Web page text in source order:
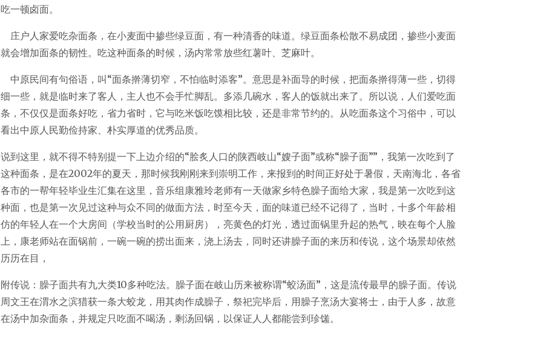
吃一顿卤面。
庄户人家爱吃杂面条，在小麦面中掺些绿豆面，有一种清香的味道。绿豆面条松散不易成团，掺些小麦面
就会增加面条的韧性。吃这种面条的时候，汤内常常放些红薯叶、芝麻叶。
中原民间有句俗语，叫“面条擀薄切窄，不怕临时添客”。意思是补面导的时候，把面条擀得薄一些，切得
细一些，就是临时来了客人，主人也不会手忙脚乱。多添几碗水，客人的饭就出来了。所以说，人们爱吃面
条，不仅仅是面条好吃，省力省时，它与吃米饭吃馍相比较，还是非常节约的。从吃面条这个习俗中，可以
看出中原人民勤俭持家、朴实厚道的优秀品质。
说到这里，就不得不特别提一下上边介绍的“脍炙人口的陕西岐山“嫂子面”或称“臊子面””，我第一次吃到了
这种面条，是在2002年的夏天，那时候我刚刚来到崇明工作，来报到的时间正好处于暑假，天南海北，各省
各市的一帮年轻毕业生汇集在这里，音乐组康雅玲老师有一天做家乡特色臊子面给大家，我是第一次吃到这
种面，也是第一次见过这种与众不同的做面方法，时至今天，面的味道已经不记得了，当时，十多个年龄相
仿的年轻人在一个大房间（学校当时的公用厨房），亮黄色的灯光，透过面锅里升起的热气，映在每个人脸
上，康老师站在面锅前，一碗一碗的捞出面来，浇上汤去，同时还讲臊子面的来历和传说，这个场景却依然
历历在目，
附传说：臊子面共有九大类10多种吃法。臊子面在岐山历来被称谓“蛟汤面”，这是流传最早的臊子面。传说
周文王在渭水之滨猎获一条大蛟龙，用其肉作成臊子，祭祀完毕后，用臊子烹汤大宴将士，由于人多，故意
在汤中加杂面条，并规定只吃面不喝汤，剩汤回锅，以保证人人都能尝到珍馐。